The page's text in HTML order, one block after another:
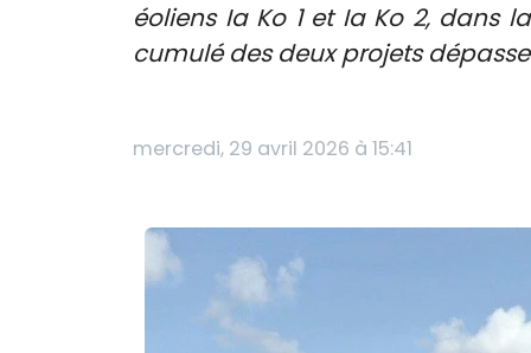
éoliens Ia Ko 1 et Ia Ko 2, dans
cumulé des deux projets
mercredi, 29 avril 2026 à 15:41